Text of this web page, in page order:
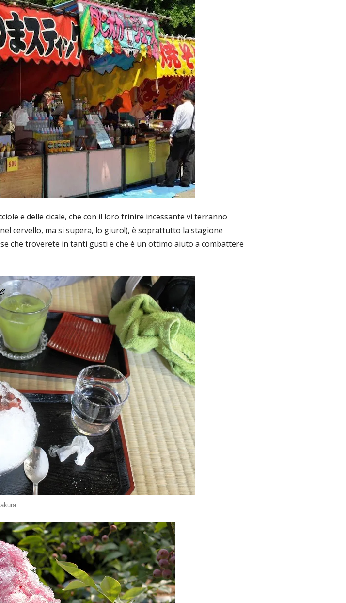
e delle cicale, che con il loro frinire incessante vi terranno
cervello, ma si supera, lo giuro!), è soprattutto la stagione
che troverete in tanti gusti e che è un ottimo aiuto a combattere